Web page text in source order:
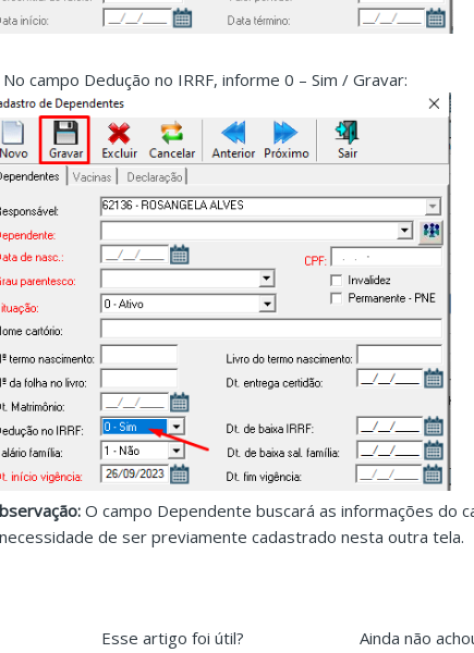
No campo Dedução no IRRF, informe 0 – Sim / Gravar:
O campo Dependente buscará as informações do
de ser previamente cadastrado nesta outra tela.
Esse artigo foi útil? Ainda não